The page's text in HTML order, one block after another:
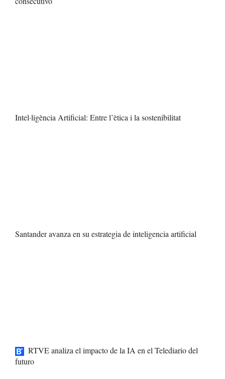
Intel·ligència Artificial: Entre l’ètica i la sostenibilitat
Santander avanza en su estrategia de inteligencia artificial
RTVE analiza el impacto de la IA en el Telediario del
futuro